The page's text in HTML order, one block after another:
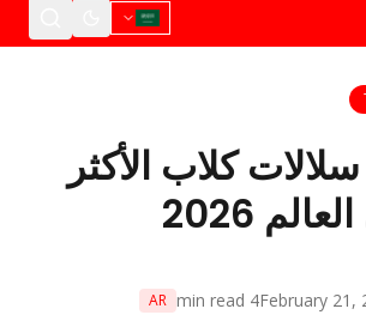
أفضل 10 سلالات كلاب الأكثر
2026
February 21,
4
AR